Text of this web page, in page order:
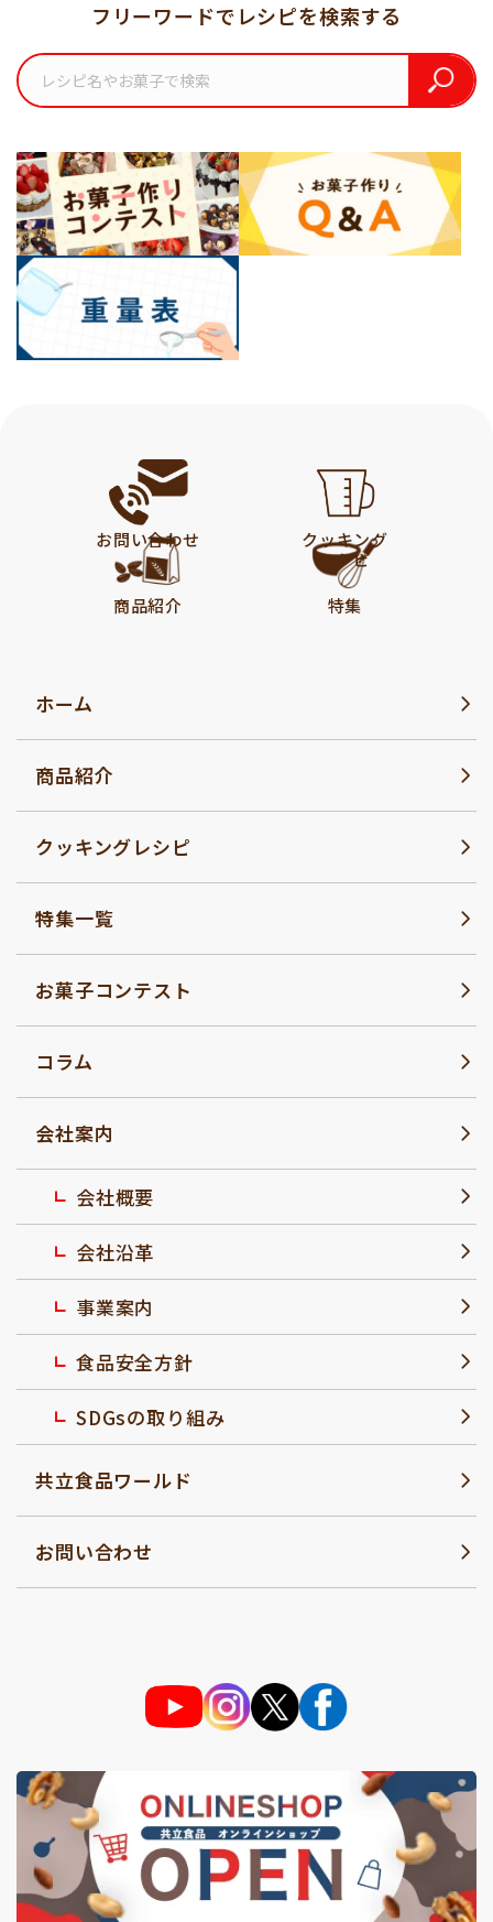
フリーワードでレシピを検索する
お問い合わせ
クッキング
レシピ
商品紹介
特集
ホーム
商品紹介
クッキングレシピ
特集一覧
お菓子コンテスト
コラム
会社案内
会社概要
会社沿革
事業案内
食品安全方針
SDGsの取り組み
共立食品ワールド
お問い合わせ